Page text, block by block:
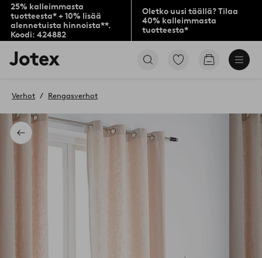
25% kalleimmasta
tuotteesta* + 10% lisää
alennetuista hinnoista**.
Koodi: 424882
Oletko uusi täällä? Tilaa
40% kalleimmasta
tuotteesta*
Jotex-
logo
aloitussivulle
Siirry
Siirry
Takaisin
Verhot Rengasverhot